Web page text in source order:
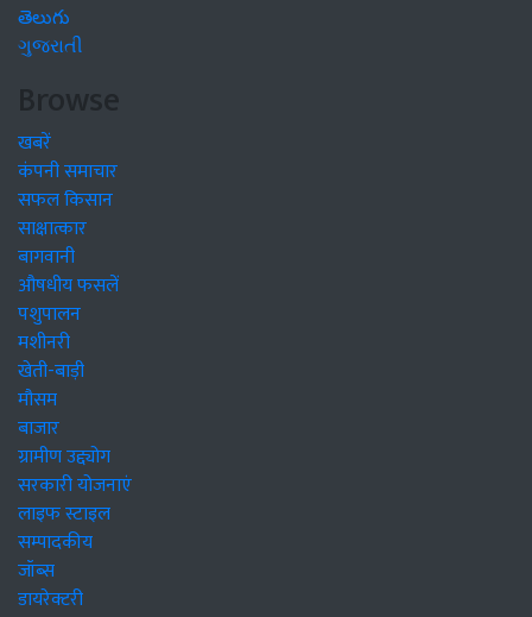
తెలుగు
ગુજરાતી
Browse
खबरें
कंपनी समाचार
सफल किसान
साक्षात्कार
बागवानी
औषधीय फसलें
पशुपालन
मशीनरी
खेती-बाड़ी
मौसम
बाजार
ग्रामीण उद्द्योग
सरकारी योजनाएं
लाइफ स्टाइल
सम्पादकीय
जॉब्स
डायरेक्टरी